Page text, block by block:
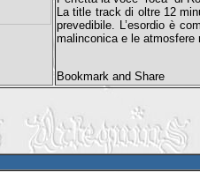
La title track di oltre 12
prevedibile. L’esordio è
malinconica e le atmosfere